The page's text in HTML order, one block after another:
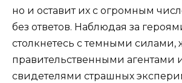
но и оставит их с огромным
без ответов. Наблюдая за
столкнетесь с темными силами,
правительственными агентами
свидетелями страшных